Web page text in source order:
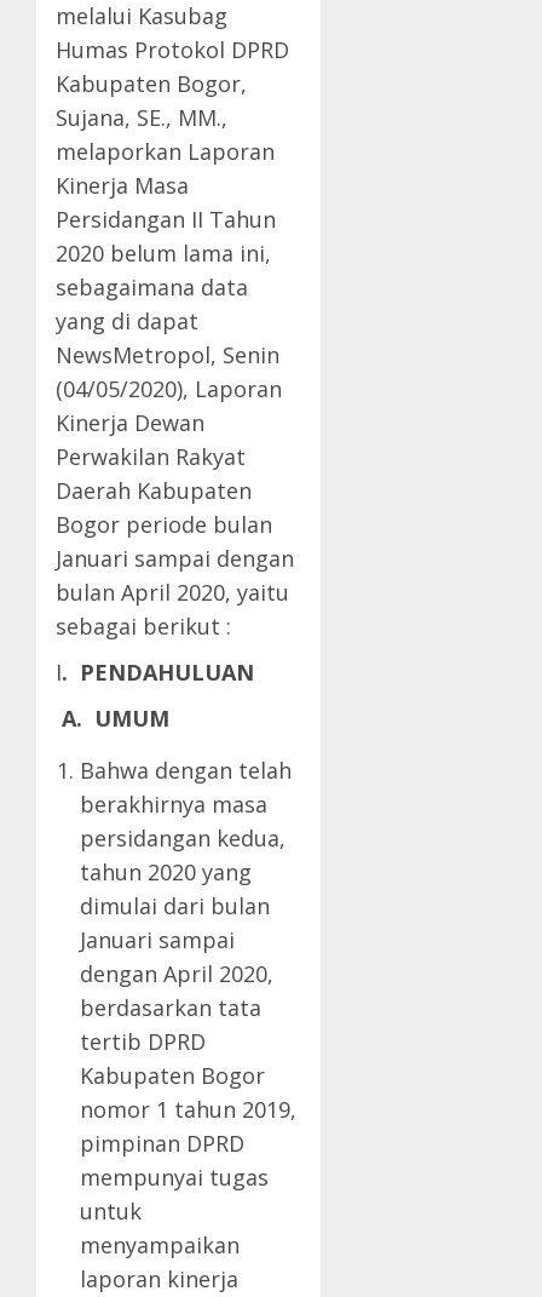
melalui Kasubag
Humas Protokol DPRD
Kabupaten Bogor,
Sujana, SE., MM.,
melaporkan Laporan
Kinerja Masa
Persidangan II Tahun
2020 belum lama ini,
sebagaimana data
yang di dapat
NewsMetropol, Senin
(04/05/2020), Laporan
Kinerja Dewan
Perwakilan Rakyat
Daerah Kabupaten
Bogor periode bulan
Januari sampai dengan
bulan April 2020, yaitu
sebagai berikut :
I. PENDAHULUAN
A. UMUM
Bahwa dengan telah
berakhirnya masa
persidangan kedua,
tahun 2020 yang
dimulai dari bulan
Januari sampai
dengan April 2020,
berdasarkan tata
tertib DPRD
Kabupaten Bogor
nomor 1 tahun 2019,
pimpinan DPRD
mempunyai tugas
untuk
menyampaikan
laporan kinerja